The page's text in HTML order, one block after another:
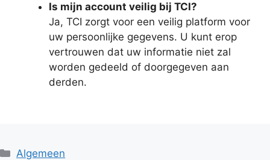
Is mijn account veilig bij TCI?
Ja, TCI zorgt voor een veilig platform voor
uw persoonlijke gegevens. U kunt erop
vertrouwen dat uw informatie niet zal
worden gedeeld of doorgegeven aan
derden.
Categorieën
Algemeen